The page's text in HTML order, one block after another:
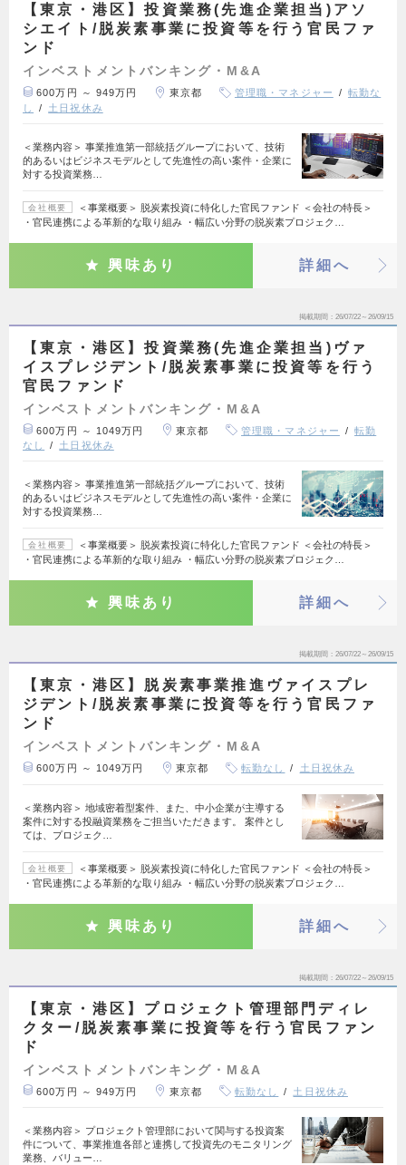
【東京・港区】投資業務(先進企業担当)アソ
シエイト/脱炭素事業に投資等を行う官民ファ
ンド
インベストメントバンキング・M&A
600万円 ～ 949万円 東京都 管理職・マネジャー
転勤な
し
土日祝休み
＜業務内容＞ 事業推進第一部統括グループにおいて、技術
的あるいはビジネスモデルとして先進性の高い案件・企業に
対する投資業務…
会社概要
＜事業概要＞ 脱炭素投資に特化した官民ファンド ＜会社の特長＞
・官民連携による革新的な取り組み ・幅広い分野の脱炭素プロジェク…
興味あり 詳細へ
掲載期間 26/07/22～26/09/15
【東京・港区】投資業務(先進企業担当)ヴァ
イスプレジデント/脱炭素事業に投資等を行う
官民ファンド
インベストメントバンキング・M&A
600万円 ～ 1049万円 東京都 管理職・マネジャー
転勤
なし
土日祝休み
＜業務内容＞ 事業推進第一部統括グループにおいて、技術
的あるいはビジネスモデルとして先進性の高い案件・企業に
対する投資業務…
会社概要
＜事業概要＞ 脱炭素投資に特化した官民ファンド ＜会社の特長＞
・官民連携による革新的な取り組み ・幅広い分野の脱炭素プロジェク…
興味あり 詳細へ
掲載期間 26/07/22～26/09/15
【東京・港区】脱炭素事業推進ヴァイスプレ
ジデント/脱炭素事業に投資等を行う官民ファ
ンド
インベストメントバンキング・M&A
600万円 ～ 1049万円 東京都 転勤なし 土日祝休み
＜業務内容＞ 地域密着型案件、また、中小企業が主導する
案件に対する投融資業務をご担当いただきます。 案件とし
ては、プロジェク…
会社概要
＜事業概要＞ 脱炭素投資に特化した官民ファンド ＜会社の特長＞
・官民連携による革新的な取り組み ・幅広い分野の脱炭素プロジェク…
興味あり 詳細へ
掲載期間 26/07/22～26/09/15
【東京・港区】プロジェクト管理部門ディレ
クター/脱炭素事業に投資等を行う官民ファン
ド
インベストメントバンキング・M&A
600万円 ～ 949万円 東京都 転勤なし 土日祝休み
＜業務内容＞ プロジェクト管理部において関与する投資案
件について、事業推進各部と連携して投資先のモニタリング
業務、バリュー…